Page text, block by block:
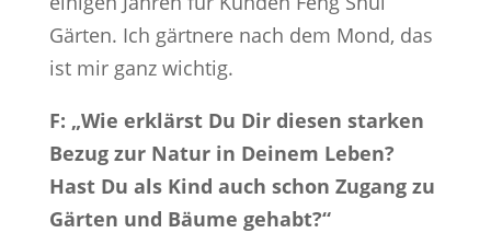
Gärten. Ich gärtnere nach dem Mond, das
ist mir ganz wichtig.
F: „Wie erklärst Du Dir diesen starken
Bezug zur Natur in Deinem Leben?
Hast Du als Kind auch schon Zugang zu
Gärten und Bäume gehabt?“